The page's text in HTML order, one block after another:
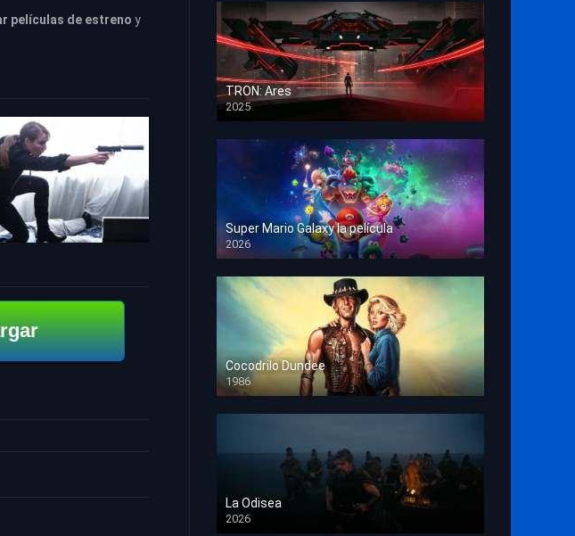
películas de estreno y
TRON: Ares
2025
HD 1080p
Super Mario Galaxy la película
2026
HD 1080p
Cocodrilo Dundee
1986
HD 1080p
La Odisea
2026
TS Screener